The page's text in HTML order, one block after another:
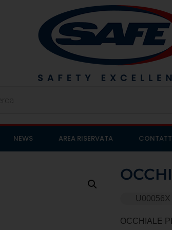
NEWS AREA RISERVATA
U00056X
OCCHIALE